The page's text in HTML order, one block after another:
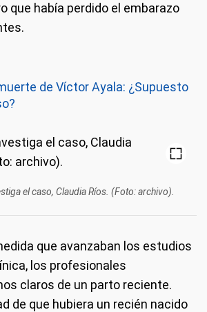
que había perdido el embarazo
de Víctor Ayala: ¿Supuesto
el caso, Claudia Ríos. (Foto: archivo).
que avanzaban los estudios
los profesionales
claros de un parto reciente.
de que hubiera un recién nacido